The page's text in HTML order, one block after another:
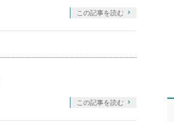
この記事を読む
この記事を読む